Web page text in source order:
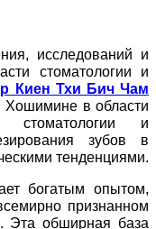
исследований и
стоматологии и
Киен Тхи Бич Чам
Хошимине в области
стоматологии и
зубов в
тенденциями.
богатым опытом,
признанном
Эта обширная база